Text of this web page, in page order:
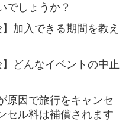
でしょうか？
】加入できる期間を教え
】どんなイベントの中止
原因で旅行をキャンセ
セル料は補償されます